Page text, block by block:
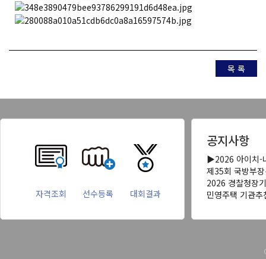
목 록
자격조회 선수등록 대회결과
공지사항
▶2026 아이치-
제35회 국방부
2026 경찰청장
민영주택 기관